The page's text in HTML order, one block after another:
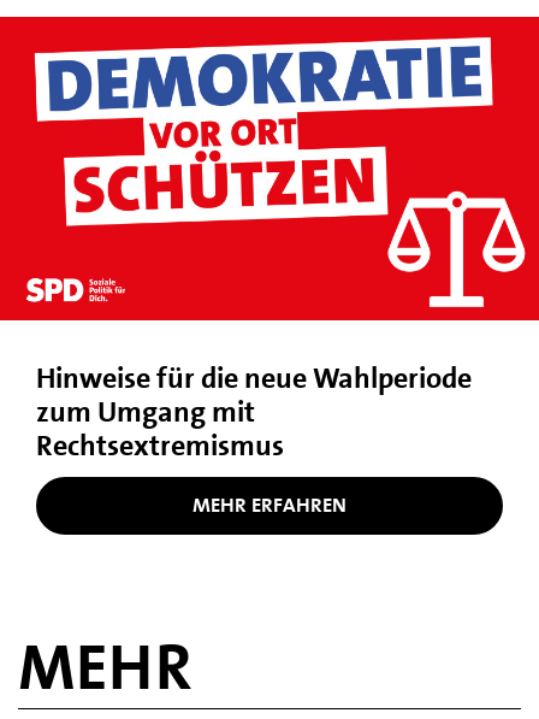
Hinweise für die neue Wahlperiode
zum Umgang mit
Rechtsextremismus
MEHR ERFAHREN
MEHR